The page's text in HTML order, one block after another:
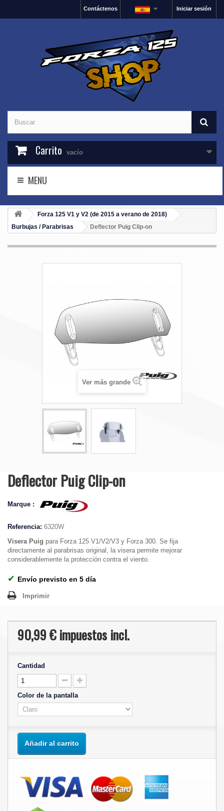
Iniciar sesión
Contáctenos
Carrito vacío
MENU
Forza 125 V1 y V2 (de 2015 a verano de 2018)
Burbujas / Parabrisas
Deflector Puig Clip-on
Ver más grande
Deflector Puig Clip-on
Marque :
Referencia: 6320W
Visera Puig para Forza 125 V1/V2/V3 y Forza 300. Se fija
directamente al parabrisas original, la visera permite mejorar
considerablemente la protección contra el viento.
✔ Envío previsto en 5 día
Imprimir
90,99 €impuestos incl.
Cantidad
Color de la pantalla
Añadir al carrito